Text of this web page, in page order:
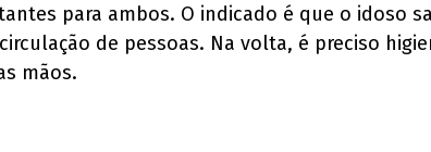
para ambos. O indicado é que o idoso
de pessoas. Na volta, é preciso
mãos.